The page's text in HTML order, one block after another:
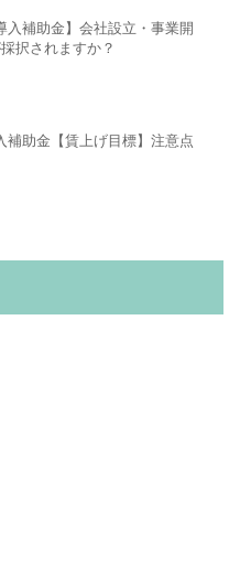
入補助金】会社設立・事業開
択されますか？
補助金【賃上げ目標】注意点